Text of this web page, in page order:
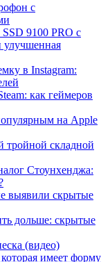
с
9100 PRO с
улучшенная
в Instagram:
как геймеров
на Apple
тройной складной
Стоунхенджа:
выявили скрытые
дольше: скрытые
(видео)
имеет форму